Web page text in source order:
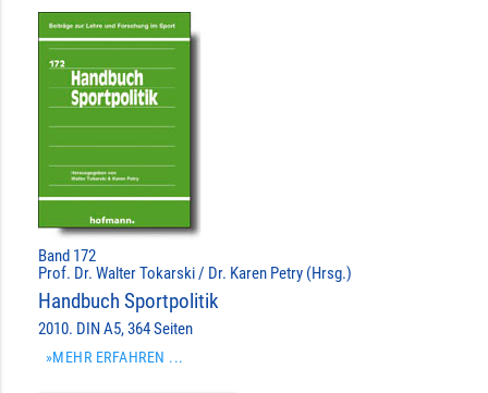
Band 172
Prof. Dr. Walter Tokarski / Dr. Karen Petry (Hrsg.)
Handbuch Sportpolitik
2010. DIN A5, 364 Seiten
»MEHR ERFAHREN ...